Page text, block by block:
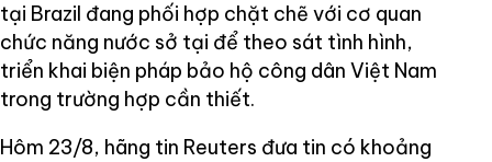
tại Brazil đang phối hợp chặt chẽ với cơ quan
chức năng nước sở tại để theo sát tình hình,
triển khai biện pháp bảo hộ công dân Việt Nam
trong trường hợp cần thiết.
Hôm 23/8, hãng tin Reuters đưa tin có khoảng